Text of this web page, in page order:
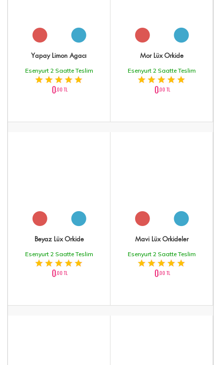
Yapay Limon Agacı
Esenyurt 2 Saatte Teslim
0,00 TL
Mor Lüx Orkide
Esenyurt 2 Saatte Teslim
0,00 TL
Beyaz Lüx Orkide
Esenyurt 2 Saatte Teslim
0,00 TL
Mavi Lüx Orkideler
Esenyurt 2 Saatte Teslim
0,00 TL